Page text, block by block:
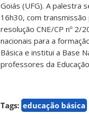
Goiás (UFG). A palestra
16h30, com transmissão
resolução CNE/CP nº 2/
nacionais para a
Básica e institui a Base
professores da
Tags: educação básica